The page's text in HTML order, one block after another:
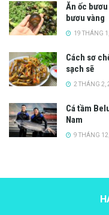
Ăn ốc
bươu vàng
19 THÁNG
Cách sơ
sạch sẽ
2 THÁNG 2,
Cá tầm
Nam
9 THÁNG